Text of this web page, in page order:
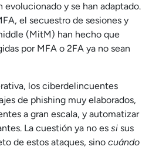
y se han adaptado.
el secuestro de sesiones y
(MitM) han hecho que
por MFA o 2FA ya no sean
los ciberdelincuentes
de phishing muy elaborados,
a gran escala, y automatizar
La cuestión ya no es si sus
de estos ataques, sino cuándo